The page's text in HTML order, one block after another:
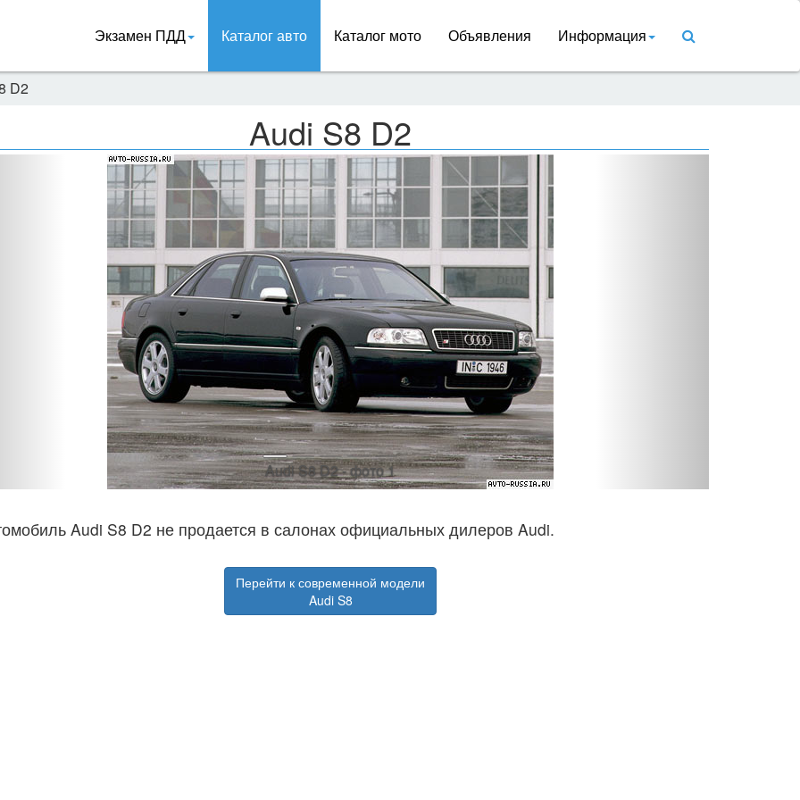
Экзамен ПДД Каталог авто Каталог мото Объявления Информация
D2
Audi S8 D2
Audi S8 D2 - фото 1
Audi S8 D2 не продается в салонах официальных дилеров Audi.
Перейти к современной модели
Audi S8